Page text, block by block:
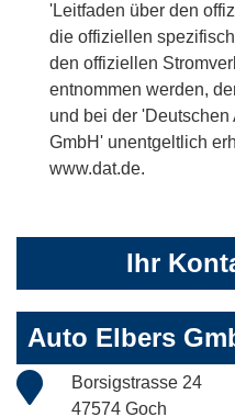
'Leitfaden über den
die offiziellen
den offiziellen
entnommen werden,
und bei der 'Deutschen
GmbH' unentgeltlich
www.dat.de.
Ihr
Auto Elbers
Borsigstrasse 24
47574 Goch